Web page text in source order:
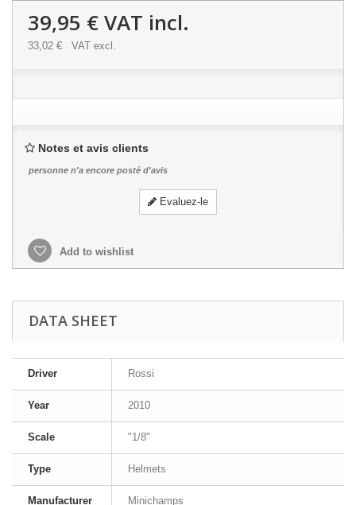
39,95 €VAT incl.
33,02 € VAT excl.
Notes et avis clients
personne n'a encore posté d'avis
Evaluez-le
Add to wishlist
DATA SHEET
Driver Rossi
Year 2010
Scale "1/8"
Type Helmets
Manufacturer Minichamps